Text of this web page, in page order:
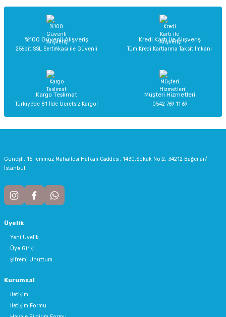
Ürün açıklamasında eksik bilgiler bulunuyor.
Ürün bilgilerinde hatalar bulunuyor.
Ürün fiyatı diğer sitelerden daha pahalı.
Sitemize ilk yorumu siz yapın!
%100 Güvenli Alışveriş
256bit SSL Sertifikası ile Güvenli
Kredi Kartı ile Alışveriş
Tüm Kredi Kartlarına Taksit İmkanı
Kargo Teslimat
Türkiye’de 81 İlde Ücretsiz Kargo!
Müşteri Hizmetleri
0542 769 11 69
Güneşli, 15 Temmuz Mahallesi Halkalı Caddesi, 1430.Sokak No:2, 34212 Bağcılar/
İstanbul
Üyelik
Yeni Üyelik
Üye Girişi
Şifremi Unuttum
Kurumsal
İletişim
İletişim Formu